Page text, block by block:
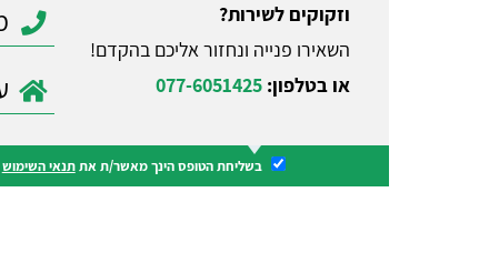
וזקוקים לשירות?
השאירו פנייה ונחזור אליכם בהקדם!
או בטלפון:077-6051425
בשליחת הטופס הינך מאשר/ת אתתנאי השימוש